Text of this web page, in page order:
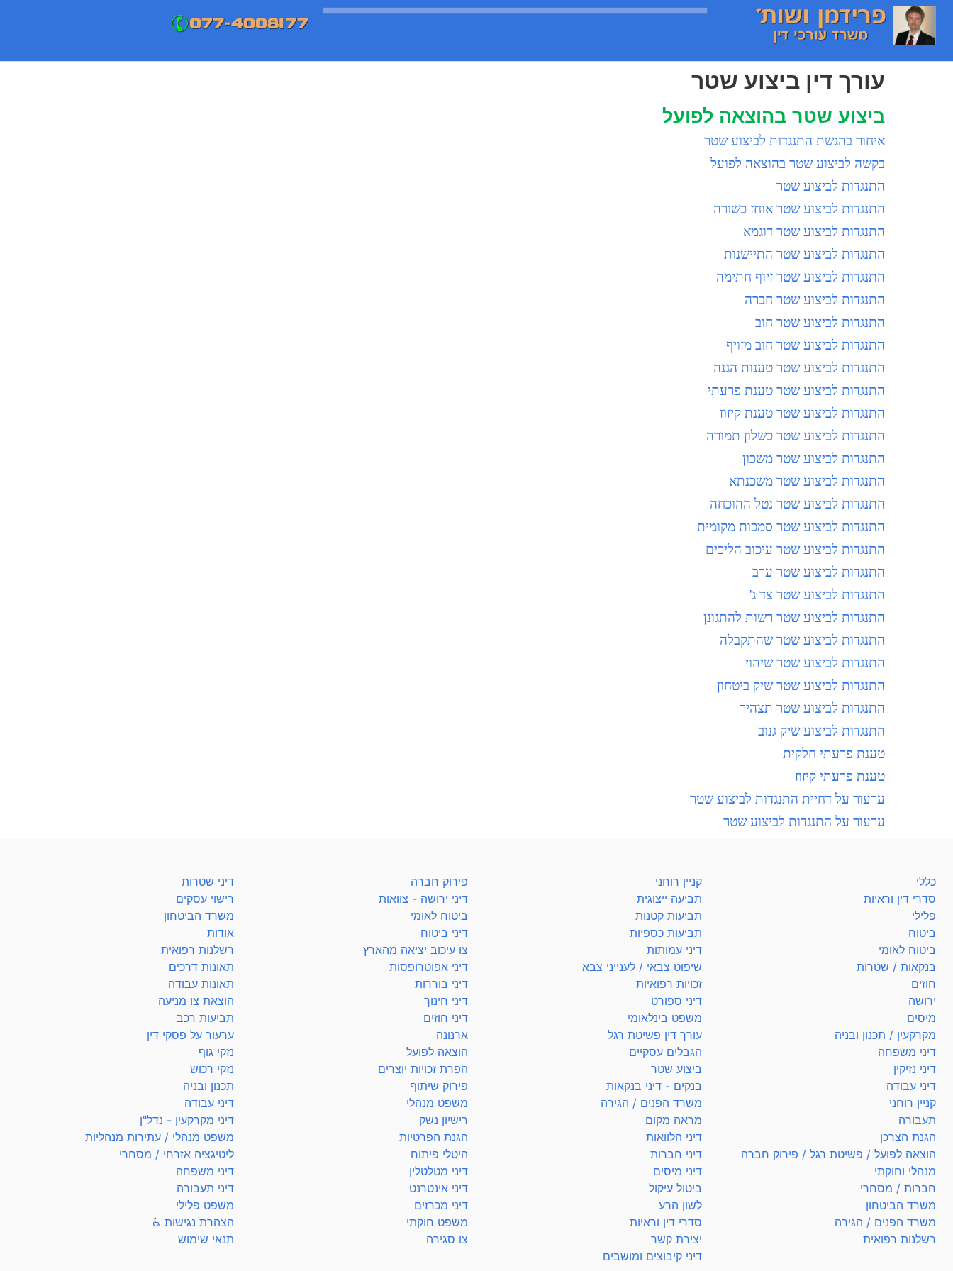
עורך דין ביצוע שטר
ביצוע שטר בהוצאה לפועל
איחור בהגשת התנגדות לביצוע שטר
בקשה לביצוע שטר בהוצאה לפועל
התנגדות לביצוע שטר
התנגדות לביצוע שטר אוחז כשורה
התנגדות לביצוע שטר דוגמא
התנגדות לביצוע שטר התיישנות
התנגדות לביצוע שטר זיוף חתימה
התנגדות לביצוע שטר חברה
התנגדות לביצוע שטר חוב
התנגדות לביצוע שטר חוב מזויף
התנגדות לביצוע שטר טענות הגנה
התנגדות לביצוע שטר טענת פרעתי
התנגדות לביצוע שטר טענת קיזוז
התנגדות לביצוע שטר כשלון תמורה
התנגדות לביצוע שטר משכון
התנגדות לביצוע שטר משכנתא
התנגדות לביצוע שטר נטל ההוכחה
התנגדות לביצוע שטר סמכות מקומית
התנגדות לביצוע שטר עיכוב הליכים
התנגדות לביצוע שטר ערב
התנגדות לביצוע שטר צד ג'
התנגדות לביצוע שטר רשות להתגונן
התנגדות לביצוע שטר שהתקבלה
התנגדות לביצוע שטר שיהוי
התנגדות לביצוע שטר שיק ביטחון
התנגדות לביצוע שטר תצהיר
התנגדות לביצוע שיק גנוב
טענת פרעתי חלקית
טענת פרעתי קיזוז
ערעור על דחיית התנגדות לביצוע שטר
ערעור על התנגדות לביצוע שטר
כללי
סדרי דין וראיות
פלילי
ביטוח
ביטוח לאומי
בנקאות / שטרות
חוזים
ירושה
מיסים
מקרקעין / תכנון ובניה
דיני משפחה
דיני נזיקין
דיני עבודה
קניין רוחני
תעבורה
הגנת הצרכן
הוצאה לפועל / פשיטת רגל / פירוק חברה
מנהלי וחוקתי
חברות / מסחרי
משרד הביטחון
משרד הפנים / הגירה
רשלנות רפואית
קניין רוחני
תביעה ייצוגית
תביעות קטנות
תביעות כספיות
דיני עמותות
שיפוט צבאי / לענייני צבא
זכויות רפואיות
דיני ספורט
משפט בינלאומי
עורך דין פשיטת רגל
הגבלים עסקיים
ביצוע שטר
בנקים - דיני בנקאות
משרד הפנים / הגירה
מראה מקום
דיני הלוואות
דיני חברות
דיני מיסים
ביטול עיקול
לשון הרע
סדרי דין וראיות
יצירת קשר
דיני קיבוצים ומושבים
פירוק חברה
דיני ירושה - צוואות
ביטוח לאומי
דיני ביטוח
צו עיכוב יציאה מהארץ
דיני אפוטרופסות
דיני בוררות
דיני חינוך
דיני חוזים
ארנונה
הוצאה לפועל
הפרת זכויות יוצרים
פירוק שיתוף
משפט מנהלי
רישיון נשק
הגנת הפרטיות
היטלי פיתוח
דיני מטלטלין
דיני אינטרנט
דיני מכרזים
משפט חוקתי
צו סגירה
דיני שטרות
רישוי עסקים
משרד הביטחון
אודות
רשלנות רפואית
תאונות דרכים
תאונות עבודה
הוצאת צו מניעה
תביעות רכב
ערעור על פסקי דין
נזקי גוף
נזקי רכוש
תכנון ובניה
דיני עבודה
דיני מקרקעין - נדל"ן
משפט מנהלי / עתירות מנהליות
ליטיגציה אזרחי / מסחרי
דיני משפחה
דיני תעבורה
משפט פלילי
הצהרת נגישות ♿
תנאי שימוש